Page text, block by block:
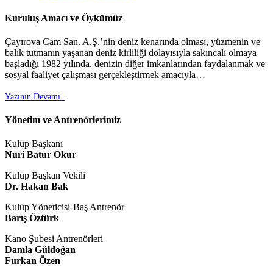
Kuruluş Amacı ve Öykümüz
Çayırova Cam San. A.Ş.’nin deniz kenarında olması, yüzmenin ve
balık tutmanın yaşanan deniz kirliliği dolayısıyla sakıncalı olmaya
başladığı 1982 yılında, denizin diğer imkanlarından faydalanmak ve
sosyal faaliyet çalışması gerçekleştirmek amacıyla…
Yazının Devamı
Yönetim ve Antrenörlerimiz
Kulüp Başkanı
Nuri Batur Okur
Kulüp Başkan Vekili
Dr. Hakan Bak
Kulüp Yöneticisi-Baş Antrenör
Barış Öztürk
Kano Şubesi Antrenörleri
Damla Güldoğan
Furkan Özen